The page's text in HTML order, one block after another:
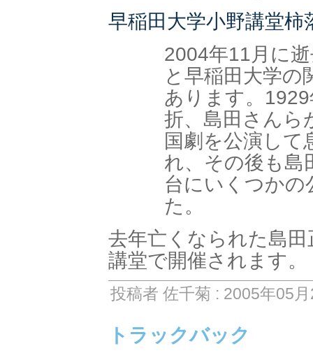
早稲田大学小野講堂柿
2004年11月に
と早稲田大学の
あります。
折、島田さんら
国劇を公演して
れ、その後も島
台にいくつかの
た。
去年亡くなられた島
講堂で開催されます。
投稿者 佐千菊 : 2005年05
トラックバック